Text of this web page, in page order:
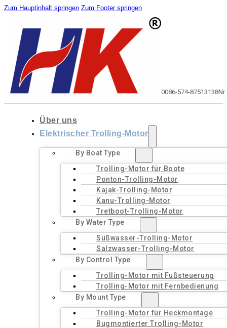
Zum Hauptinhalt springen Zum Footer springen
0086-574-87513138
Über uns
Elektrischer Trolling-Motor
By Boat Type
Trolling-Motor für Boote
Ponton-Trolling-Motor
Kajak-Trolling-Motor
Kanu-Trolling-Motor
Tretboot-Trolling-Motor
By Water Type
Süßwasser-Trolling-Motor
Salzwasser-Trolling-Motor
By Control Type
Trolling-Motor mit Fußsteuerung
Trolling-Motor mit Fernbedienung
By Mount Type
Trolling-Motor für Heckmontage
Bugmontierter Trolling-Motor